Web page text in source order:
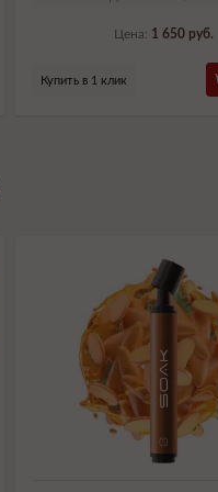
Цена: 1 650 руб.
Купить в 1 клик